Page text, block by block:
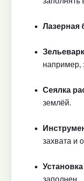
Лазерная
например,
Сеялка
землёй.
захвата и
заполнен.